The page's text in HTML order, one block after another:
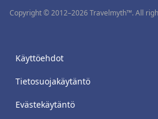
Copyright © 2012–2026 Travelmyth™. All
Käyttöehdot
Tietosuojakäytäntö
Evästekäytäntö